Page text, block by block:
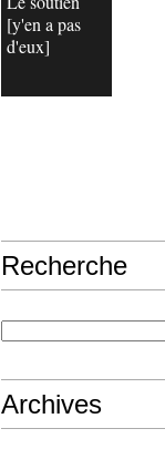
[y'en a pas
d'eux]
Recherche
Archives